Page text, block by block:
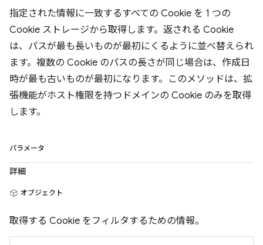
指定された情報に一致するすべての Cookie を 1 つの
Cookie ストレージから取得します。返される Cookie
は、パスが最も長いものが最初にくるように並べ替えられ
ます。複数の Cookie のパスの長さが同じ場合は、作成日
時が最も古いものが最初になります。このメソッドは、拡
張機能がホスト権限を持つドメインの Cookie のみを取得
します。
パラメータ
詳細
オブジェクト
取得する Cookie をフィルタするための情報。